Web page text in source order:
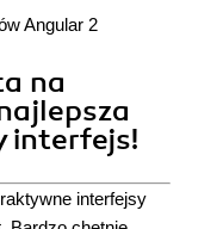
Angular 2
na
interfejs!
interfejsy